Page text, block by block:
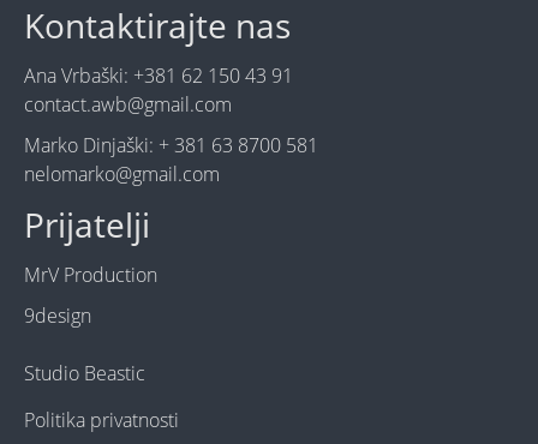
Kontaktirajte nas
Ana Vrbaški: +381 62 150 43 91
contact.awb@gmail.com
Marko Dinjaški: + 381 63 8700 581
nelomarko@gmail.com
Prijatelji
MrV Production
9design
Studio Beastic
Politika privatnosti